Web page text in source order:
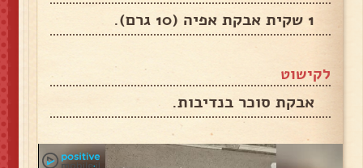
1 שקית אבקת אפיה (10 גרם).
לקישוט
אבקת סוכר בנדיבות.